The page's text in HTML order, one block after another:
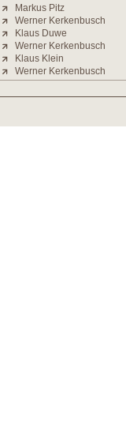
Markus Pitz
Werner Kerkenbusch
Klaus Duwe
Werner Kerkenbusch
Klaus Klein
Werner Kerkenbusch